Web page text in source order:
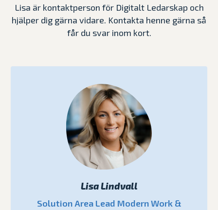
Lisa är kontaktperson för Digitalt Ledarskap och
hjälper dig gärna vidare. Kontakta henne gärna så
får du svar inom kort.
Lisa Lindvall
Solution Area Lead Modern Work &